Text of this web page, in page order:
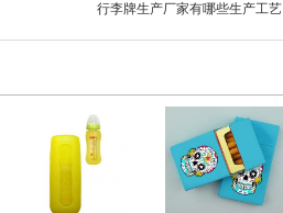
行李牌生产厂家有哪些生产工艺